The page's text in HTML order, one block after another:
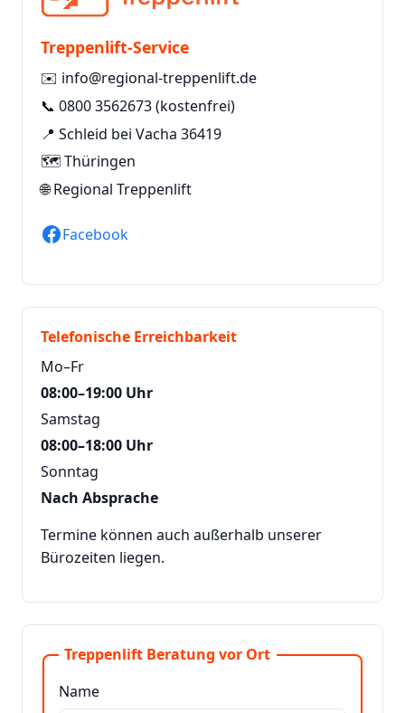
Treppenlift-Service
✉️ info@regional-treppenlift.de
📞 0800 3562673(kostenfrei)
📍 Schleid bei Vacha 36419
🗺️ Thüringen
🌐Regional Treppenlift
Facebook
Telefonische Erreichbarkeit
Mo–Fr
08:00–19:00 Uhr
Samstag
08:00–18:00 Uhr
Sonntag
Nach Absprache
Termine können auch außerhalb unserer
Bürozeiten liegen.
Treppenlift Beratung vor Ort
Name